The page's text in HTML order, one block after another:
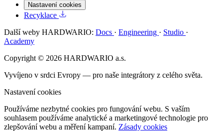
Nastavení cookies
Recyklace
Další weby HARDWARIO: Docs · Engineering · Studio ·
Academy
Copyright © 2026 HARDWARIO a.s.
Vyvíjeno v srdci Evropy — pro naše integrátory z celého světa.
Nastavení cookies
Používáme nezbytné cookies pro fungování webu. S vaším
souhlasem používáme analytické a marketingové technologie pro
zlepšování webu a měření kampaní. Zásady cookies